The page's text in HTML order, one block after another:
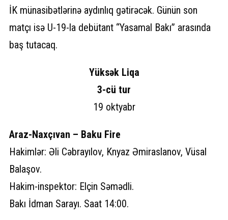
İK münasibətlərinə aydınlıq gətirəcək. Günün son
matçı isə U-19-la debütant “Yasamal Bakı” arasında
baş tutacaq.
Yüksək Liqa
3-cü tur
19 oktyabr
Araz-Naxçıvan – Baku Fire
Hakimlər: Əli Cəbrayılov, Knyaz Əmiraslanov, Vüsal
Balaşov.
Hakim-inspektor: Elçin Səmədli.
Bakı İdman Sarayı. Saat 14:00.